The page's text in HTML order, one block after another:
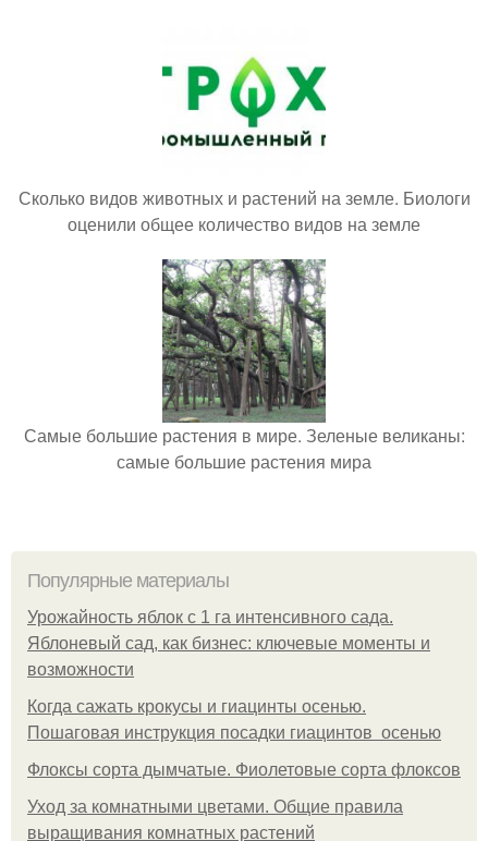
Сколько видов животных и растений на земле. Биологи
оценили общее количество видов на земле
Самые большие растения в мире. Зеленые великаны:
самые большие растения мира
Популярные материалы
Урожайность яблок с 1 га интенсивного сада.
Яблоневый сад, как бизнес: ключевые моменты и
возможности
Когда сажать крокусы и гиацинты осенью.
Пошаговая инструкция посадки гиацинтов осенью
Флоксы сорта дымчатые. Фиолетовые сорта флоксов
Уход за комнатными цветами. Общие правила
выращивания комнатных растений